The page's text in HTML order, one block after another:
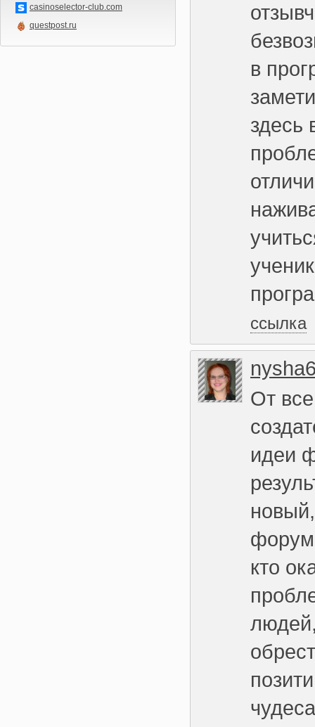
casinoselector-club.com
questpost.ru
в
здесь
ссылка
От
идеи
кто